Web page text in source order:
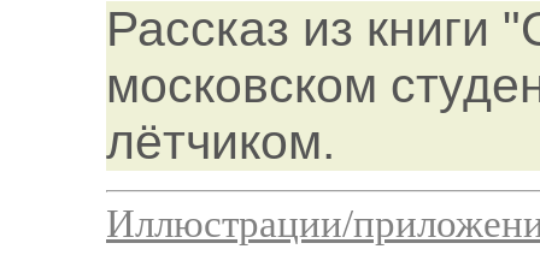
Рассказ из книги
московском
лётчиком.
Иллюстрации/